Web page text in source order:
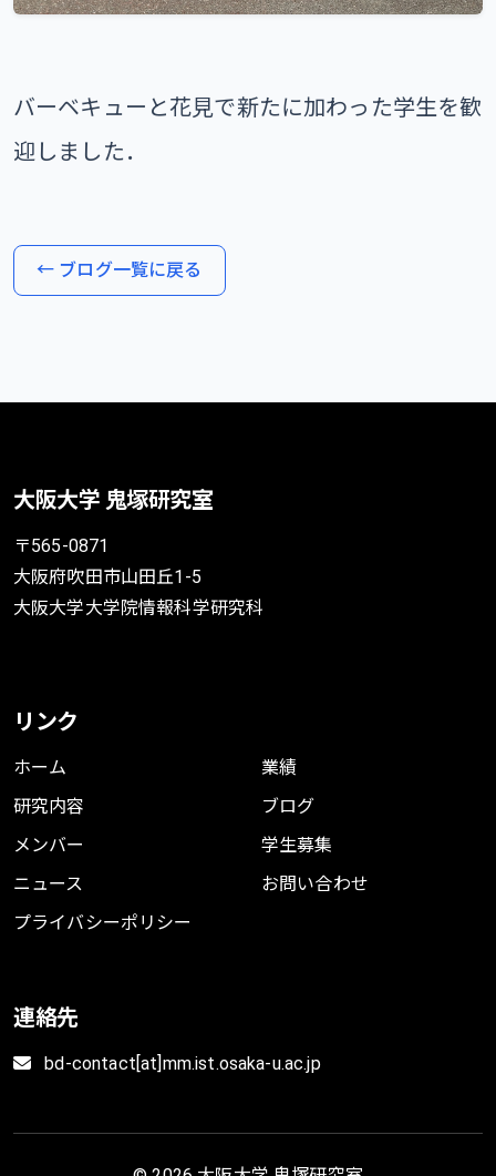
バーベキューと花見で新たに加わった学生を歓
迎しました．
← ブログ一覧に戻る
大阪大学 鬼塚研究室
〒565-0871
大阪府吹田市山田丘1-5
大阪大学大学院情報科学研究科
リンク
ホーム
研究内容
メンバー
ニュース
プライバシーポリシー
業績
ブログ
学生募集
お問い合わせ
連絡先
bd-contact[at]mm.ist.osaka-u.ac.jp